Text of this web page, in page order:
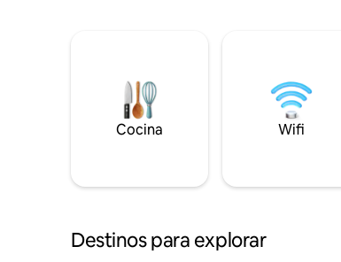
Cocina Wifi
Destinos para explorar